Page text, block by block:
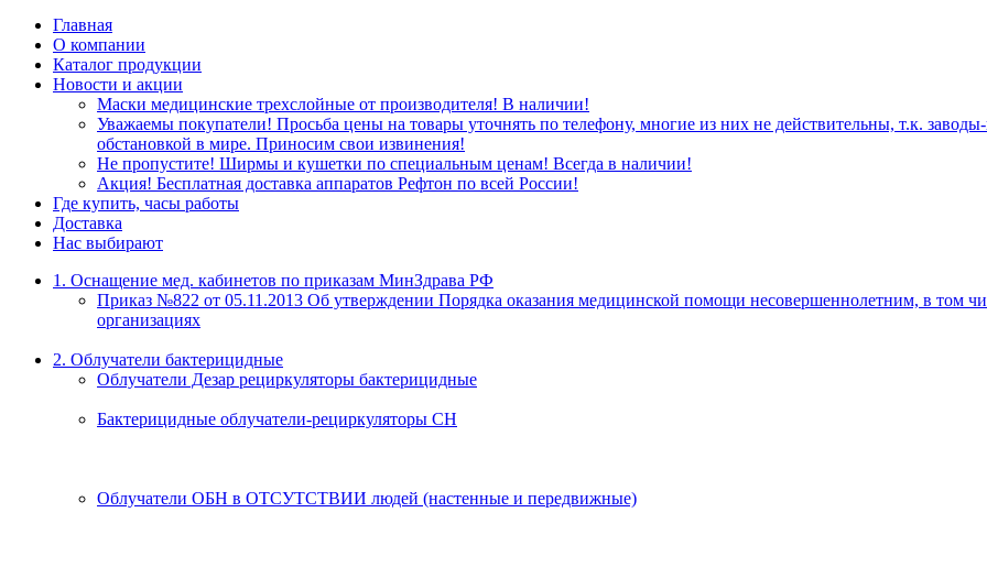
Главная
О компании
Каталог продукции
Новости и акции
Маски медицинские трехслойные от производителя! В наличии!
Уважаемы покупатели! Просьба цены на товары уточнять по телефону, многие из них не действительны, т.к.
обстановкой в мире. Приносим свои извинения!
Не пропустите! Ширмы и кушетки по специальным ценам! Всегда в наличии!
Акция! Бесплатная доставка аппаратов Рефтон по всей России!
Где купить, часы работы
Доставка
Нас выбирают
1. Оснащение мед. кабинетов по приказам МинЗдрава РФ
Приказ №822 от 05.11.2013 Об утверждении Порядка оказания медицинской помощи несовершеннолетним, в том
организациях
2. Облучатели бактерицидные
Облучатели Дезар рециркуляторы бактерицидные
Бактерицидные облучатели-рециркуляторы СН
Облучатели ОБН в ОТСУТСТВИИ людей (настенные и передвижные)